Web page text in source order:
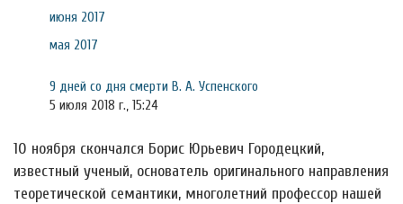
июня 2017
мая 2017
9 дней со дня смерти В. А. Успенского
5 июля 2018 г., 15:24
10 ноября скончался Борис Юрьевич Городецкий,
известный ученый, основатель оригинального направления
теоретической семантики, многолетний профессор нашей